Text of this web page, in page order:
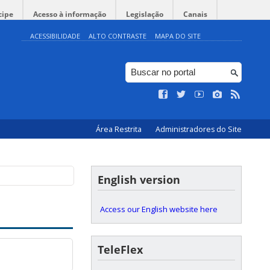
Acesso à informação Legislação Canais
ACESSIBILIDADE ALTO CONTRASTE MAPA DO SITE
Área Restrita Administradores do Site
Inscrições | Projeto
English version
Access our English website here
TeleFlex